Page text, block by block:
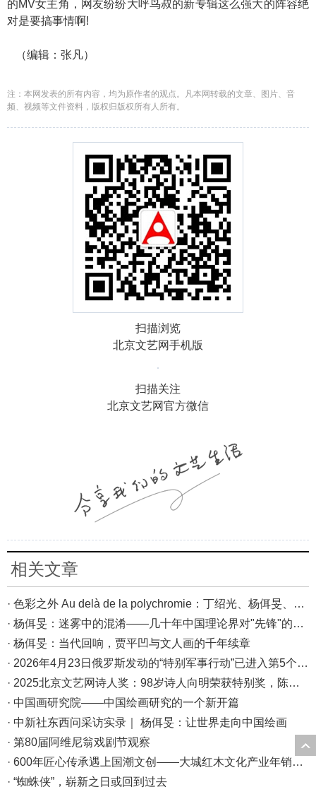
的MV女主角，网友纷纷大呼鸟叔的新专辑这么强大的阵容绝
对是要搞事情啊!
（编辑：张凡）
注：本网发表的所有内容，均为原作者的观点。凡本网转载的文章、图片、音
频、视频等文件资料，版权归版权所有人所有。
扫描浏览
北京文艺网手机版
扫描关注
北京文艺网官方微信
相关文章
· 色彩之外 Au delà de la polychromie：丁绍光、杨佴旻、Alain Cardenas·Castro巴黎展
· 杨佴旻：迷雾中的混淆——几十年中国理论界对"先锋"的误读，对创作的误导
· 杨佴旻：当代回响，贾平凹与文人画的千年续章
· 2026年4月23日俄罗斯发动的“特别军事行动”已进入第5个年头，俄乌局势最新综述
· 2025北京文艺网诗人奖：98岁诗人向明荣获特别奖，陈东东荣获诗人奖，茱萸荣获年度诗人奖！
· 中国画研究院——中国绘画研究的一个新开篇
· 中新社东西问采访实录｜ 杨佴旻：让世界走向中国绘画
· 第80届阿维尼翁戏剧节观察
· 600年匠心传承遇上国潮文创——大城红木文化产业年销80亿的“火”与“活”
· “蜘蛛侠”，崭新之日或回到过去